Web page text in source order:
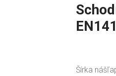
Šírka